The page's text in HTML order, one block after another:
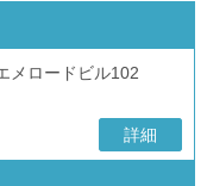
メロードビル102
詳細